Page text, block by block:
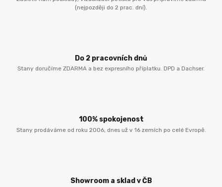
(nejpozději do 2 prac. dní).
Do 2 pracovních dnů
Stany doručíme ZDARMA a bez expresního příplatku. DPD a Dachser.
100% spokojenost
Stany prodáváme od roku 2006, dnes už v 16 zemích po celé Evropě.
Showroom a sklad v ČB